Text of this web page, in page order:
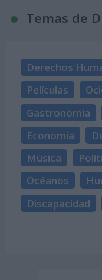
Temas de
Derechos
Películas
Gastronomía
Economía
Música
Océanos
Discapacidad